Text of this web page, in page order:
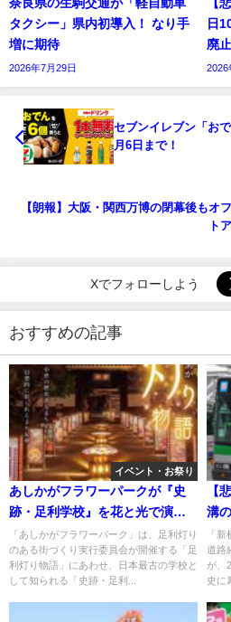
タクシー」県内初導入！ なり手
増に期待
2026年7月29日
日
廃
2026
セブンイレブン「お
月6日まで！
【朗報】大阪・関西万博の閉幕後もオ
ト
Xでフォローしよう
おすすめの記事
イベント・お祭り
あしかがフラワーパークが『史
跡・足利学校』を花と光で演
出！
「あしかがフラワーパーク」は、足利灯り
のある街づくり実行委員会が開催する「足
利灯り物語」にあわせ、日本最古の学校と
して知られる「史跡・足利...
【
溝
月
「
道路
が、
史に